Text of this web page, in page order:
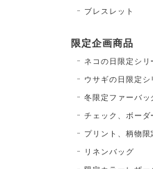
ブレスレット
限定企画商品
ネコの日限定シリ
ウサギの日限定シ
冬限定ファーバッ
チェック、ボーダ
プリント、柄物限
リネンバッグ